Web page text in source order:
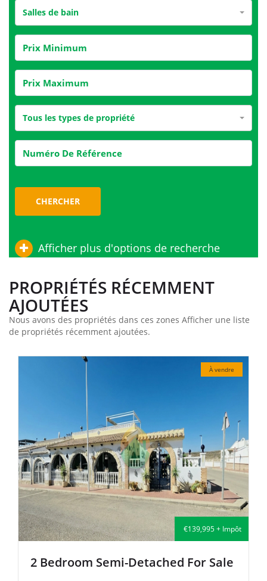
Salles de bain
Tous les types de propriété
CHERCHER
Afficher plus d'options de recherche
PROPRIÉTÉS RÉCEMMENT
AJOUTÉES
Nous avons des propriétés dans ces zones Afficher une liste
de propriétés récemment ajoutées.
€114,000 + Impôt
À vendre
2 Bedroom Terraced For Sale